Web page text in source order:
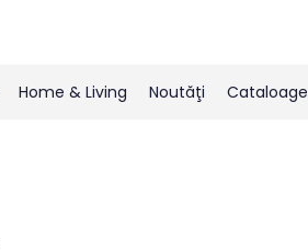
Home & Living Noutăţi Cataloage